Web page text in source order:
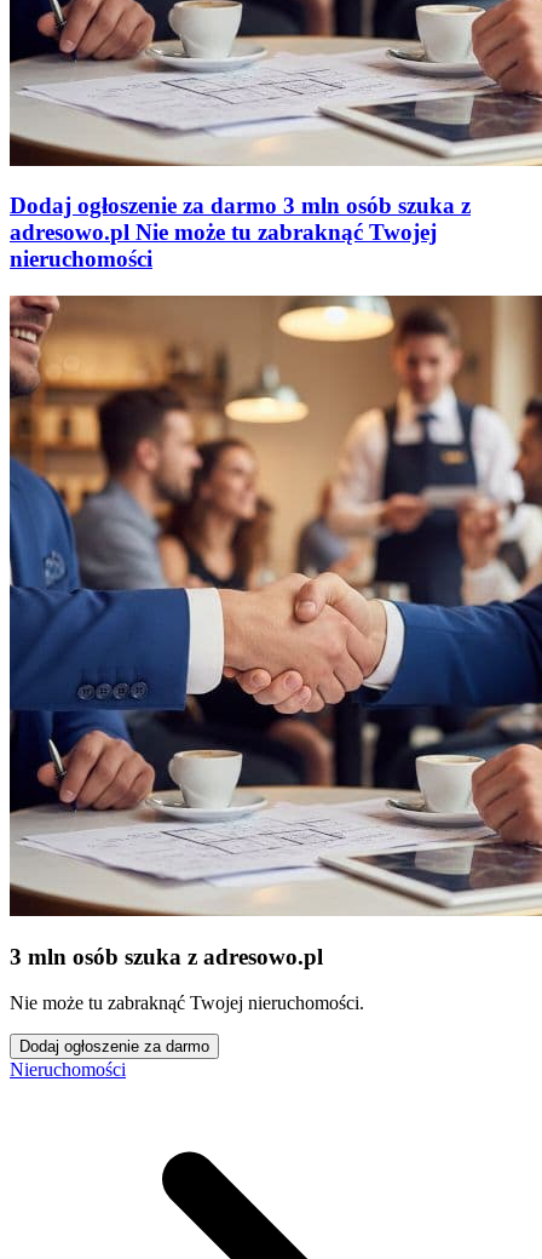
Dodaj ogłoszenie za darmo 3 mln osób szuka z
adresowo.pl Nie może tu zabraknąć Twojej
nieruchomości
3 mln osób szuka z adresowo.pl
Nie może tu zabraknąć Twojej nieruchomości.
Dodaj ogłoszenie za darmo
Nieruchomości